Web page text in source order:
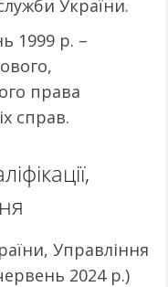
України.
1999 р. –
права
справ.
Управління
2024 р.)